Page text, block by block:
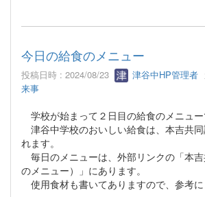
今日の給食のメニュー
投稿日時 : 2024/08/23 津谷中HP管理者
来事
学校が始まって２日目の給食のメニュー
津谷中学校のおいしい給食は、本吉共
れます。
毎日のメニューは、外部リンクの「本
のメニュー）」にあります。
使用食材も書いてありますので、参考に